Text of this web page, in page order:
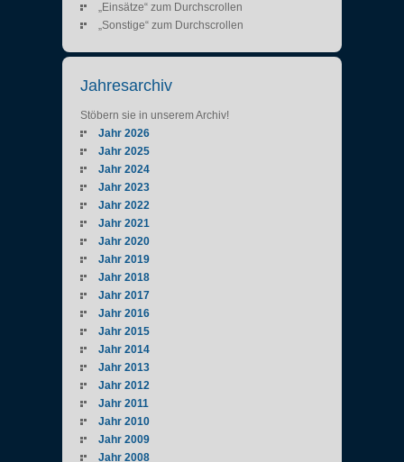
„Einsätze“ zum Durchscrollen
„Sonstige“ zum Durchscrollen
Jahresarchiv
Stöbern sie in unserem Archiv!
Jahr 2026
Jahr 2025
Jahr 2024
Jahr 2023
Jahr 2022
Jahr 2021
Jahr 2020
Jahr 2019
Jahr 2018
Jahr 2017
Jahr 2016
Jahr 2015
Jahr 2014
Jahr 2013
Jahr 2012
Jahr 2011
Jahr 2010
Jahr 2009
Jahr 2008